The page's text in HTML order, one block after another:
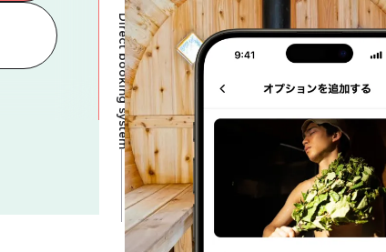
Direct booking system